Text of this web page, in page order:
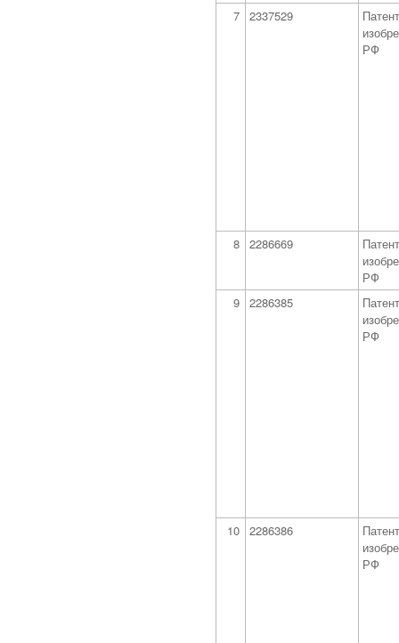
7 2337529
РФ
8 2286669
РФ
9 2286385
РФ
10 2286386
РФ